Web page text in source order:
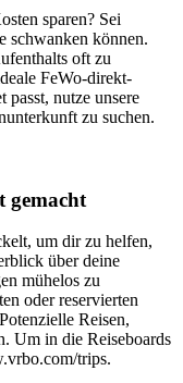
sparen? Sei
schwanken können.
oft zu
FeWo-direkt-
nutze unsere
zu suchen.
gemacht
um dir zu helfen,
über deine
mühelos zu
oder reservierten
Reisen,
Um in die Reiseboards
trips.